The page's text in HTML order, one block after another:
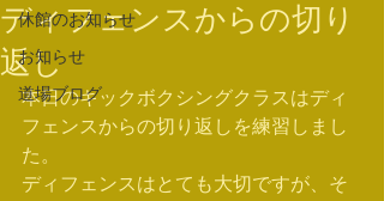
休館のお知らせ
お知らせ
道場ブログ
ディフェンスからの切り
返し
本日のキックボクシングクラスはディ
フェンスからの切り返しを練習しまし
た。
ディフェンスはとても大切ですが、そ